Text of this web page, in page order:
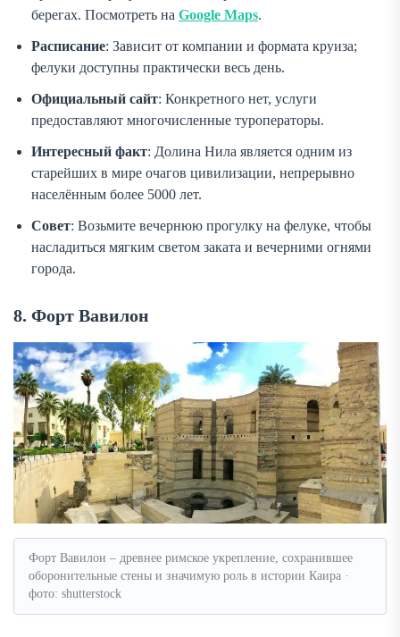
берегах. Посмотреть на Google Maps.
Расписание: Зависит от компании и формата круиза;
фелуки доступны практически весь день.
Официальный сайт: Конкретного нет, услуги
предоставляют многочисленные туроператоры.
Интересный факт: Долина Нила является одним из
старейших в мире очагов цивилизации, непрерывно
населённым более 5000 лет.
Совет: Возьмите вечернюю прогулку на фелуке, чтобы
насладиться мягким светом заката и вечерними огнями
города.
8. Форт Вавилон
Форт Вавилон – древнее римское укрепление, сохранившее
оборонительные стены и значимую роль в истории Каира ·
фото: shutterstock